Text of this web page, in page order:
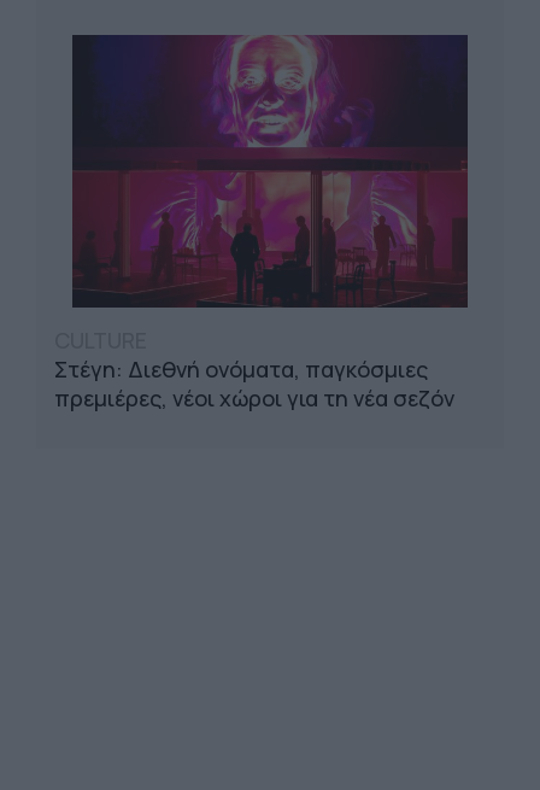
Στέγη: Διεθνή ονόματα, παγκόσμιες
πρεμιέρες, νέοι χώροι για τη νέα σεζόν